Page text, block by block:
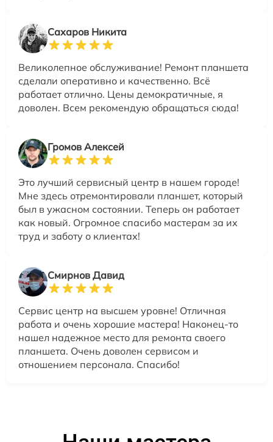
Сахаров Никита
Великолепное обслуживание! Ремонт планшета
сделали оперативно и качественно. Всё
работает отлично. Цены демократичные, я
доволен. Всем рекомендую обращаться сюда!
Громов Алексей
Это лучший сервисный центр в нашем городе!
Мне здесь отремонтировали планшет, который
был в ужасном состоянии. Теперь он работает
как новый. Огромное спасибо мастерам за их
труд и заботу о клиентах!
Смирнов Давид
Сервис центр на высшем уровне! Отличная
работа и очень хорошие мастера! Наконец-то
нашел надежное место для ремонта своего
планшета. Очень доволен сервисом и
отношением персонала. Спасибо!